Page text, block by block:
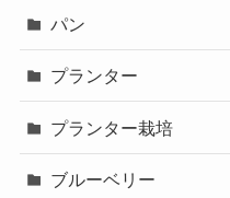
パン
プランター
プランター栽培
ブルーベリー